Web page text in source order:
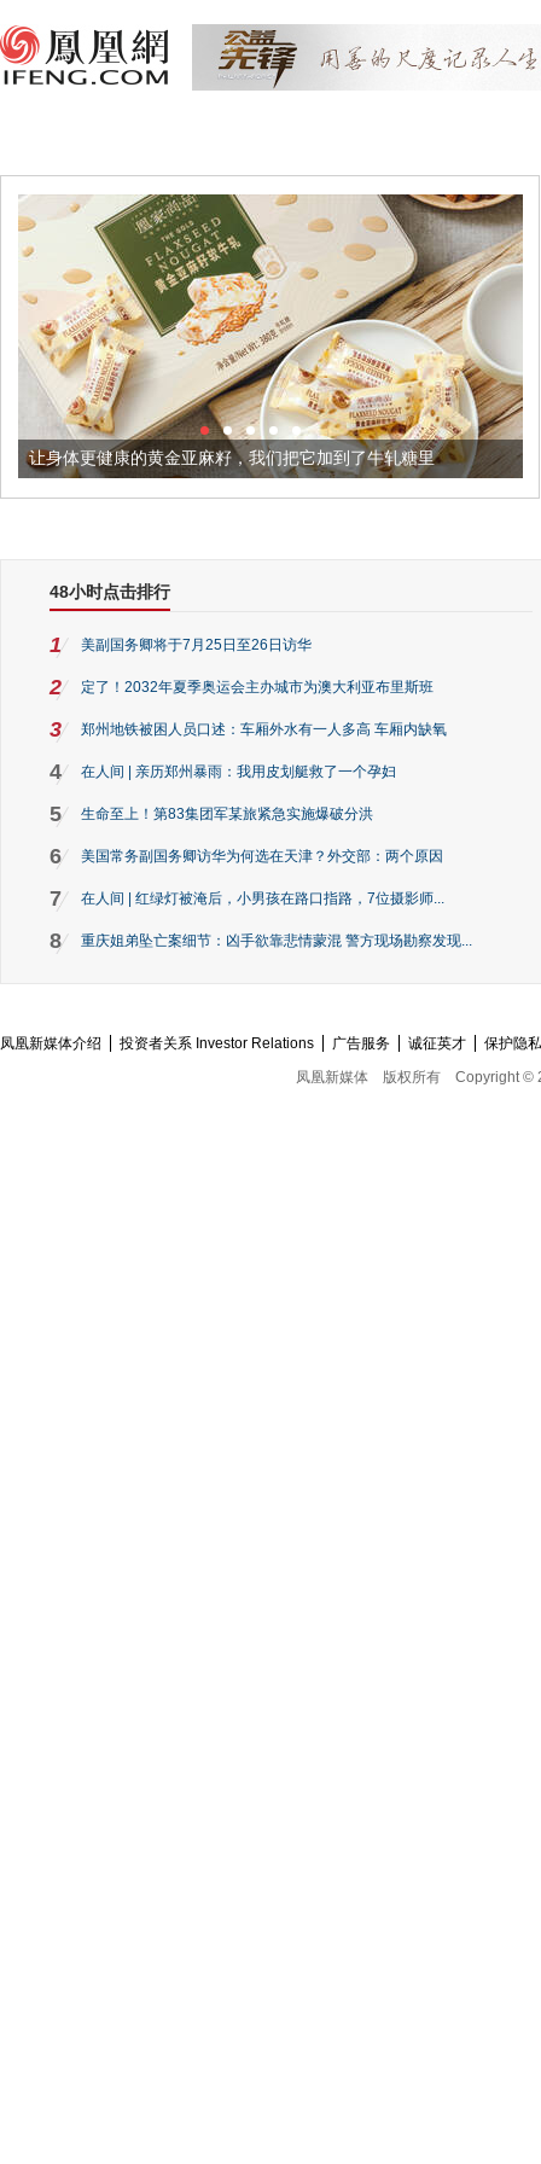
康的黄金亚麻籽，我们把它加到了牛轧糖里 被列入佛家七
48小时点击排行
1 美副国务卿将于7月25日至26日访华
2 定了！2032年夏季奥运会主办城市为澳大利亚布里斯班
3 郑州地铁被困人员口述：车厢外水有一人多高 车厢内缺氧
4 在人间 | 亲历郑州暴雨：我用皮划艇救了一个孕妇
5 生命至上！第83集团军某旅紧急实施爆破分洪
6 美国常务副国务卿访华为何选在天津？外交部：两个原因
7 在人间 | 红绿灯被淹后，小男孩在路口指路，7位摄影师...
8 重庆姐弟坠亡案细节：凶手欲靠悲情蒙混 警方现场勘察发现...
凤凰新媒体介绍 投资者关系 Investor Relations 广告服务 诚征英才
保护隐
凤凰新媒体
版权所有 Copyright ©